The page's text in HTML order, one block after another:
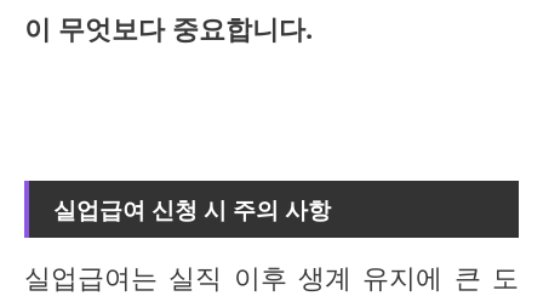
이 무엇보다 중요합니다.
실업급여 신청 시 주의 사항
실업급여는 실직 이후 생계 유지에 큰 도